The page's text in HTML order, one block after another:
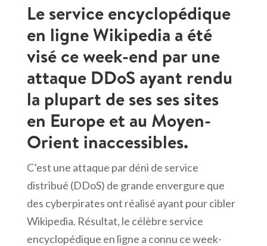
Le service encyclopédique
en ligne Wikipedia a été
visé ce week-end par une
attaque DDoS ayant rendu
la plupart de ses ses sites
en Europe et au Moyen-
Orient inaccessibles.
C’est une attaque par déni de service
distribué (DDoS) de grande envergure que
des cyberpirates ont réalisé ayant pour cibler
Wikipedia. Résultat, le célèbre service
encyclopédique en ligne a connu ce week-